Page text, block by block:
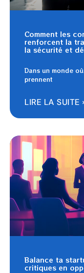
Comment les
renforcent la
la sécurité et
Dans un monde
prennent
LIRE LA SUITE
Balance ta
critiques en